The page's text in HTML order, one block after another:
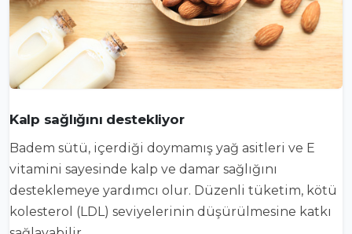
Kalp sağlığını destekliyor
Badem sütü, içerdiği doymamış yağ asitleri ve E
vitamini sayesinde kalp ve damar sağlığını
desteklemeye yardımcı olur. Düzenli tüketim, kötü
kolesterol (LDL) seviyelerinin düşürülmesine katkı